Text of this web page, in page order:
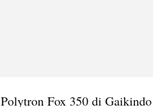
Polytron Fox 350 di Gaikindo